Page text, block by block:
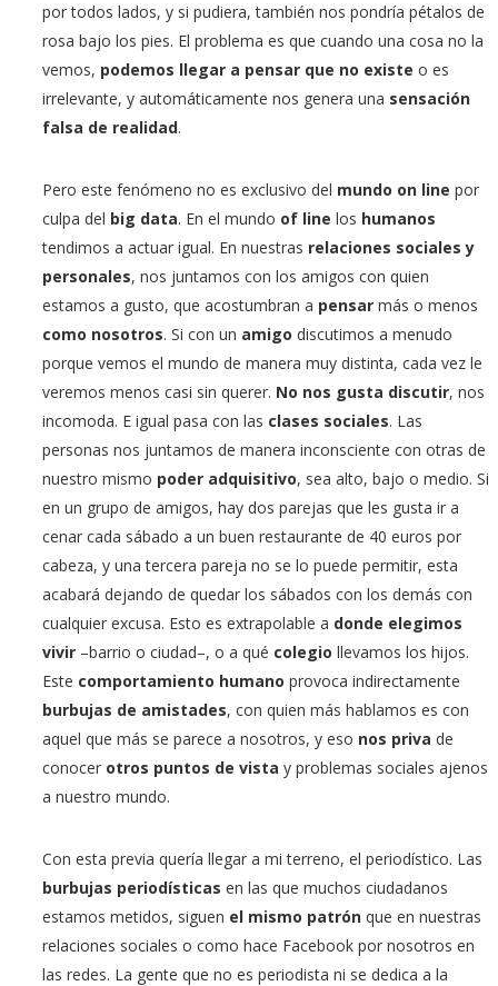
por todos lados, y si pudiera, también nos pondría pétalos de
rosa bajo los pies. El problema es que cuando una cosa no la
vemos, podemos llegar a pensar que no existe o es
irrelevante, y automáticamente nos genera una sensación
falsa de realidad.
Pero este fenómeno no es exclusivo del mundo on line por
culpa del big data. En el mundo of line los humanos
tendimos a actuar igual. En nuestras relaciones sociales y
personales, nos juntamos con los amigos con quien
estamos a gusto, que acostumbran a pensar más o menos
como nosotros. Si con un amigo discutimos a menudo
porque vemos el mundo de manera muy distinta, cada vez le
veremos menos casi sin querer. No nos gusta discutir, nos
incomoda. E igual pasa con las clases sociales. Las
personas nos juntamos de manera inconsciente con otras de
nuestro mismo poder adquisitivo, sea alto, bajo o medio. Si
en un grupo de amigos, hay dos parejas que les gusta ir a
cenar cada sábado a un buen restaurante de 40 euros por
cabeza, y una tercera pareja no se lo puede permitir, esta
acabará dejando de quedar los sábados con los demás con
cualquier excusa. Esto es extrapolable a donde elegimos
vivir –barrio o ciudad–, o a qué colegio llevamos los hijos.
Este comportamiento humano provoca indirectamente
burbujas de amistades, con quien más hablamos es con
aquel que más se parece a nosotros, y eso nos priva de
conocer otros puntos de vista y problemas sociales ajenos
a nuestro mundo.
Con esta previa quería llegar a mi terreno, el periodístico. Las
burbujas periodísticas en las que muchos ciudadanos
estamos metidos, siguen el mismo patrón que en nuestras
relaciones sociales o como hace Facebook por nosotros en
las redes. La gente que no es periodista ni se dedica a la